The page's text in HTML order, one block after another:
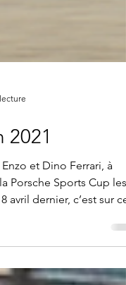
lecture
2021
et Dino Ferrari, à
avril dernier, c’est sur